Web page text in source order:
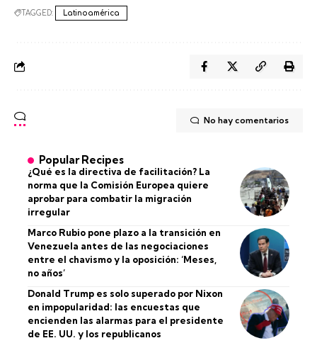
TAGGED: Latinoamérica
No hay comentarios
Popular Recipes
¿Qué es la directiva de facilitación? La
norma que la Comisión Europea quiere
aprobar para combatir la migración
irregular
Marco Rubio pone plazo a la transición en
Venezuela antes de las negociaciones
entre el chavismo y la oposición: ‘Meses,
no años’
Donald Trump es solo superado por Nixon
en impopularidad: las encuestas que
encienden las alarmas para el presidente
de EE. UU. y los republicanos